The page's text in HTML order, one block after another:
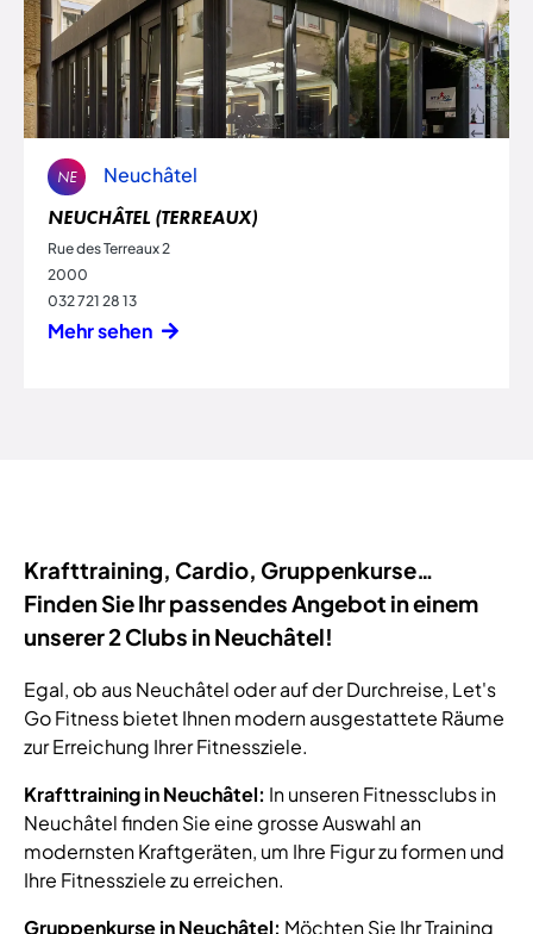
NE Neuchâtel
NEUCHÂTEL (TERREAUX)
Rue des Terreaux 2
2000
032 721 28 13
Mehr sehen
Krafttraining, Cardio, Gruppenkurse…
Finden Sie Ihr passendes Angebot in einem
unserer 2 Clubs in Neuchâtel!
Egal, ob aus Neuchâtel oder auf der Durchreise, Let's
Go Fitness bietet Ihnen modern ausgestattete Räume
zur Erreichung Ihrer Fitnessziele.
Krafttraining in Neuchâtel: In unseren Fitnessclubs in
Neuchâtel finden Sie eine grosse Auswahl an
modernsten Kraftgeräten, um Ihre Figur zu formen und
Ihre Fitnessziele zu erreichen.
Gruppenkurse in Neuchâtel: Möchten Sie Ihr Training